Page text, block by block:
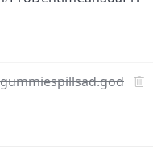
S